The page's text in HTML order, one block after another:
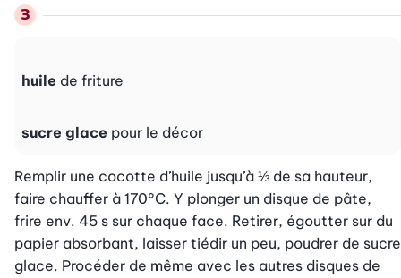
huile de friture
sucre glace pour le décor
Remplir une cocotte d’huile jusqu’à ⅓ de sa hauteur,
faire chauffer à 170°C. Y plonger un disque de pâte,
frire env. 45 s sur chaque face. Retirer, égoutter sur du
papier absorbant, laisser tiédir un peu, poudrer de sucre
glace. Procéder de même avec les autres disques de